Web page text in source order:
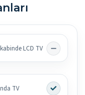
LCD TV
TV